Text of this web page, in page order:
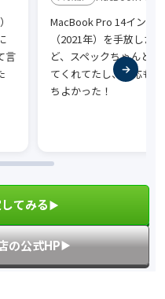
言
MacBook Pro 14インチ
（2021年）を手放したけ
ど、スペックちゃんと理
てくれてたし、対応も
ちよかった！
てみる▶︎
の公式HP▶︎